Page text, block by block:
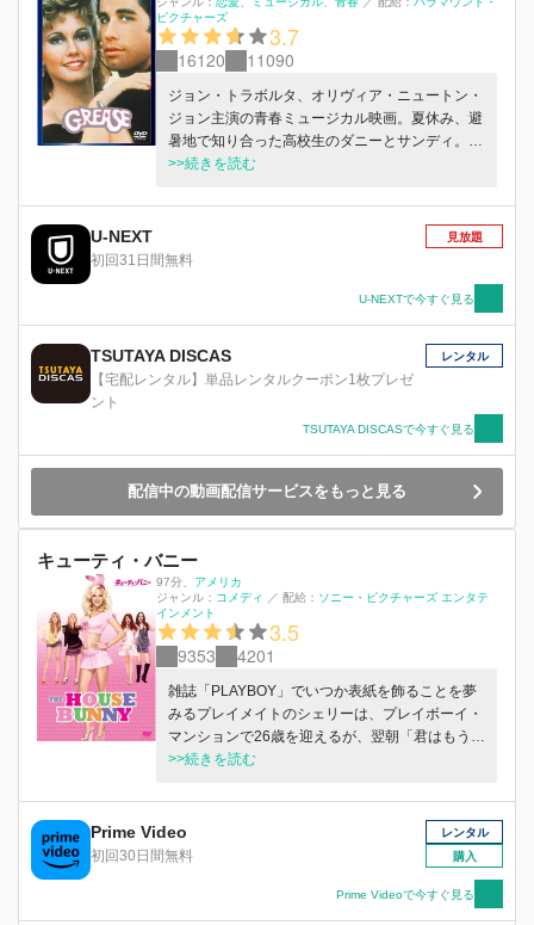
ピクチャーズ
3.7
16120 11090
ジョン・トラボルタ、オリヴィア・ニュートン・
ジョン主演の青春ミュージカル映画。夏休み、避
暑地で知り合った高校生のダニーとサンディ。ひ
と夏の恋で終わるかと思いきや、ダニーの高校に
>>続きを読む
U-NEXT
初回31日間無料
見放題
U-NEXTで今すぐ見る
TSUTAYA DISCAS
【宅配レンタル】単品レンタルクーポン1枚プレゼ
ント
レンタル
TSUTAYA DISCASで今すぐ見る
配信中の動画配信サービスをもっと見る
キューティ・バニー
97分
アメリカ
ジャンル： コメディ ／ 配給： ソニー・ピクチャーズ エンタテ
インメント
3.5
9353 4201
雑誌「PLAYBOY」でいつか表紙を飾ることを夢
みるプレイメイトのシェリーは、プレイボーイ・
マンションで26歳を迎えるが、翌朝「君はもう若
くないから！」と追い出されてしまう。住む場所
寮母の仕事につくが…。
>>続きを読む
Prime Video
初回30日間無料
レンタル
購入
Prime Videoで今すぐ見る